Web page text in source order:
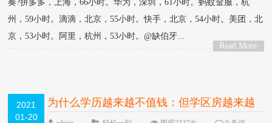
奏?拼多多，上海，66小时。华为，深圳，61小时。蚂蚊金服，杭
州，59小时。滴滴，北京，55小时。快手，北京，54小时。美团，北
京，53小时。阿里，杭州，53小时。@缺伯牙...
Read More
2021
01-20
为什么学历越来越不值钱：但学区房越来越
值钱?